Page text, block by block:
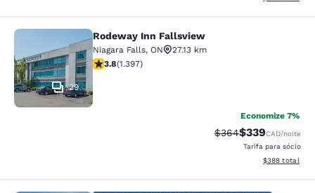
Rodeway Inn Fallsview
29
Rodeway Inn Fallsview
Niagara Falls, ON
27.13 km
classificação 3.84 estrelas. Bom. 1397 avaliações
3.8(1.397)
Economize 7%
Tarifa anterior
$364Tarifa com
$339CAD/noite
Tarifa para sócio
Exibir
$388 total